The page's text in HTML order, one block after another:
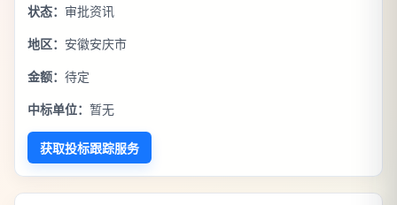
状态： 审批资讯
地区： 安徽安庆市
金额： 待定
中标单位： 暂无
获取投标跟踪服务